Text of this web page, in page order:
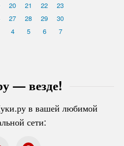
— везде!
в вашей любимой
сети:
20 21 22
23
27 28 29
30
4 5 6 7